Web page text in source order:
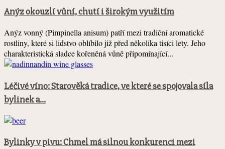
Anýz okouzlí vůní, chutí i širokým využitím
Anýz vonný (Pimpinella anisum) patří mezi tradiční aromatické
rostliny, které si lidstvo oblíbilo již před několika tisíci lety. Jeho
charakteristická sladce kořeněná vůně připomínající...
Léčivé víno: Starověká tradice, ve které se spojovala síla
bylinek a...
Bylinky v pivu: Chmel má silnou konkurenci mezi